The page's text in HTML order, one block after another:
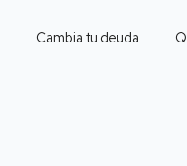
Cambia tu deuda